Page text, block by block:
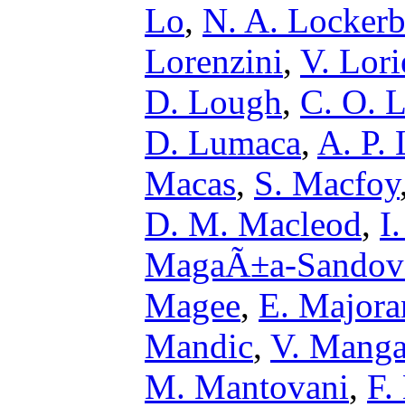
Lo, N. A.
Lorenzini, V.
D. Lough, C. O.
D. Lumaca, A. P.
Macas, S. Macfoy
D. M. Macleod,
MagaÃ±a-
Magee, E.
Mandic, V.
M. Mantovani, F.